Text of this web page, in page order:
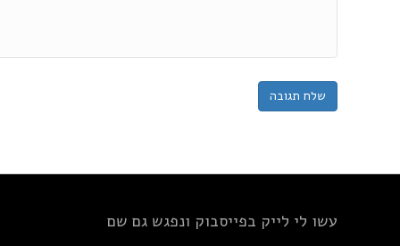
עשו לי לייק בפייסבוק ונפגש גם שם